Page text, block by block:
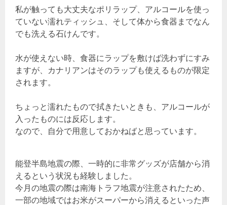
私が触っても大丈夫なポリラップ、アルコールを使っ
ていない濡れティッシュ、そして体から食器までなん
でも洗える石けんです。
水が使えない時、食器にラップを敷けば洗わずにすみ
ますが、カナリアンはそのラップも使えるものが限定
されます。
ちょっと濡れたもので拭きたいときも、アルコールが
入ったものには反応します。
なので、自分で用意しておかねばと思っています。
能登半島地震の際、一時的に非常グッズが店舗から消
えるという状況も経験しました。
今月の地震の際は南海トラフ地震が注意されたため、
一部の地域ではお米がスーパーから消えるといった声